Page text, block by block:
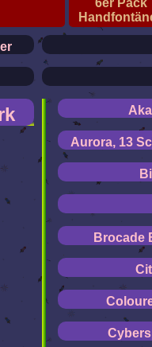
6er Pack
Aurora, 13
Brocade